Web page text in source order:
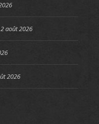
2 août 2026
2026